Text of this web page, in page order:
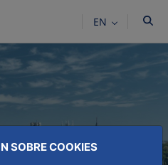
SOBRE COOKIES
EN